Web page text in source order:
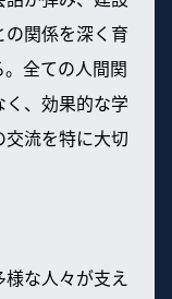
関係を深く育
全ての人間関
、効果的な学
流を特に大切
な人々が支え